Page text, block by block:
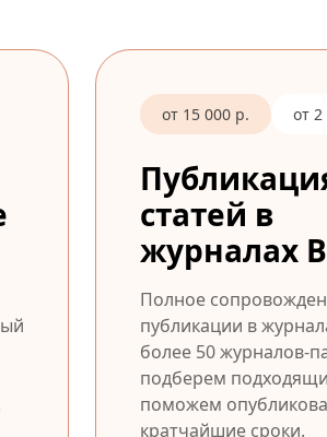
от 15 000 р. от
статей в
журналах
Полное
публикации в
более 50 журналов-
подберем
поможем
кратчайшие сроки.